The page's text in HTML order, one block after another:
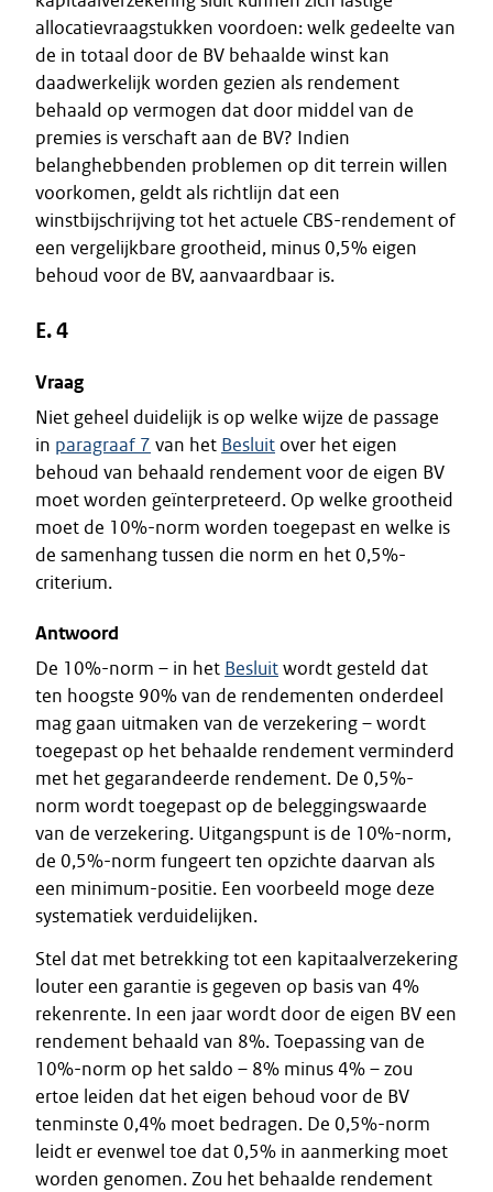
allocatievraagstukken voordoen: welk gedeelte van
de in totaal door de BV behaalde winst kan
daadwerkelijk worden gezien als rendement
behaald op vermogen dat door middel van de
premies is verschaft aan de BV? Indien
belanghebbenden problemen op dit terrein willen
voorkomen, geldt als richtlijn dat een
winstbijschrijving tot het actuele CBS-rendement of
een vergelijkbare grootheid, minus 0,5% eigen
behoud voor de BV, aanvaardbaar is.
E. 4
Vraag
Niet geheel duidelijk is op welke wijze de passage
in paragraaf 7 van het Besluit over het eigen
behoud van behaald rendement voor de eigen BV
moet worden geïnterpreteerd. Op welke grootheid
moet de 10%-norm worden toegepast en welke is
de samenhang tussen die norm en het 0,5%-
criterium.
Antwoord
De 10%-norm – in het Besluitwordt gesteld dat
ten hoogste 90% van de rendementen onderdeel
mag gaan uitmaken van de verzekering – wordt
toegepast op het behaalde rendement verminderd
met het gegarandeerde rendement. De 0,5%-
norm wordt toegepast op de beleggingswaarde
van de verzekering. Uitgangspunt is de 10%-norm,
de 0,5%-norm fungeert ten opzichte daarvan als
een minimum-positie. Een voorbeeld moge deze
systematiek verduidelijken.
Stel dat met betrekking tot een kapitaalverzekering
louter een garantie is gegeven op basis van 4%
rekenrente. In een jaar wordt door de eigen BV een
rendement behaald van 8%. Toepassing van de
10%-norm op het saldo – 8% minus 4% – zou
ertoe leiden dat het eigen behoud voor de BV
tenminste 0,4% moet bedragen. De 0,5%-norm
leidt er evenwel toe dat 0,5% in aanmerking moet
worden genomen. Zou het behaalde rendement